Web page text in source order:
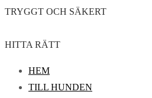
TRYGGT OCH SÄKERT
HITTA RÄTT
HEM
TILL HUNDEN